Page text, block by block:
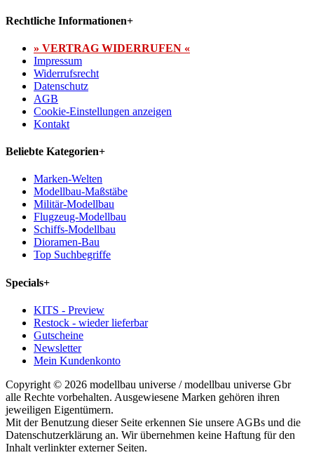
Rechtliche Informationen+
» VERTRAG WIDERRUFEN «
Impressum
Widerrufsrecht
Datenschutz
AGB
Cookie-Einstellungen anzeigen
Kontakt
Beliebte Kategorien+
Marken-Welten
Modellbau-Maßstäbe
Militär-Modellbau
Flugzeug-Modellbau
Schiffs-Modellbau
Dioramen-Bau
Top Suchbegriffe
Specials+
KITS - Preview
Restock - wieder lieferbar
Gutscheine
Newsletter
Mein Kundenkonto
Copyright © 2026 modellbau universe / modellbau universe Gbr
alle Rechte vorbehalten. Ausgewiesene Marken gehören ihren
jeweiligen Eigentümern.
Mit der Benutzung dieser Seite erkennen Sie unsere AGBs und die
Datenschutzerklärung an. Wir übernehmen keine Haftung für den
Inhalt verlinkter externer Seiten.